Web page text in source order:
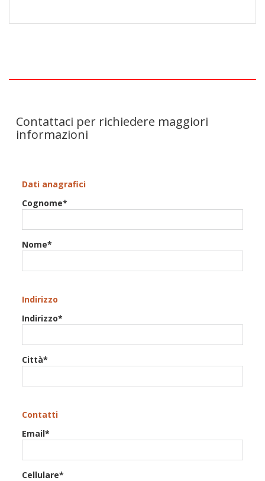
Contattaci per richiedere maggiori
informazioni
Dati anagrafici
Cognome*
Nome*
Indirizzo
Indirizzo*
Città*
Contatti
Email*
Cellulare*